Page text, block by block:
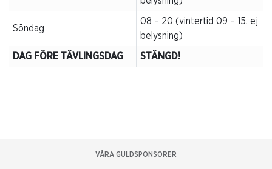
Söndag
08 – 20 (vintertid 09 – 15, ej
belysning)
DAG FÖRE TÄVLINGSDAG STÄNGD!
VÅRA GULDSPONSORER